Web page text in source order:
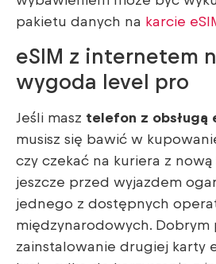
pakietu danych na karcie
eSIM z internetem
wygoda level pro
Jeśli masz telefon z obsługą
musisz się bawić w
czy czekać na kuriera z nową
jeszcze przed wyjazdem
jednego z dostępnych
międzynarodowych. Dobrym
zainstalowanie drugiej karty